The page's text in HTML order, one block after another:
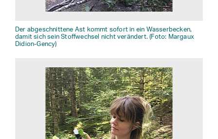
Der abgeschnittene Ast kommt sofort in ein Wasserbecken,
damit sich sein Stoffwechsel nicht verändert. (Foto: Margaux
Didion-Gency)